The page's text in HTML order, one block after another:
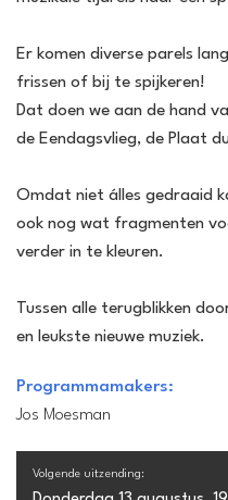
Er komen diverse parels
frissen of bij te spijkeren!
Dat doen we aan de hand
de Eendagsvlieg, de Plaat
Omdat niet álles gedraaid
ook nog wat fragmenten
verder in te kleuren.
Tussen alle terugblikken
en leukste nieuwe muziek.
Programmamakers:
Jos Moesman
Volgende uitzending: